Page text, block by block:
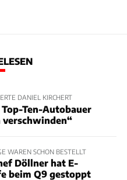
DANIEL KIRCHERT
Ten-Autobauer
verschwinden“
WAREN SCHON BESTELLT
Döllner hat E-
beim Q9 gestoppt